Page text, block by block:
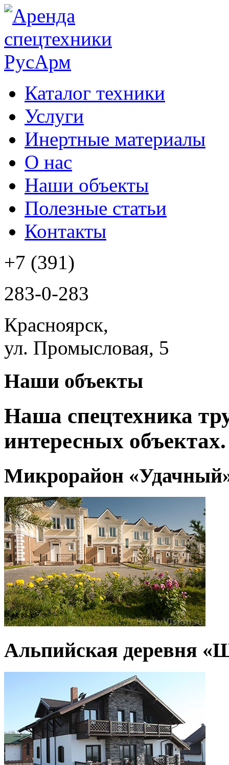
Каталог техники
Услуги
Инертные материалы
О нас
Наши объекты
Полезные статьи
Контакты
+7 (391)
283-0-283
Красноярск,
ул. Промысловая, 5
Наши объекты
Наша спецтехника
интересных объектах.
Микрорайон
Альпийская деревня